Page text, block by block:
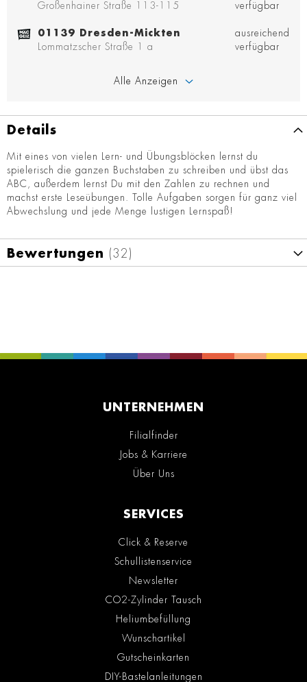
Großenhainer Straße 113-115
verfügbar
01139 Dresden-Mickten
Lommatzscher Straße 1 a
ausreichend
verfügbar
Alle Anzeigen
Details
Mit eines von vielen Lern- und Übungsblöcken lernst du
spielerisch die ganzen Buchstaben zu schreiben und übst das
ABC, außerdem lernst Du mit den Zahlen zu rechnen und
machst erste Leseübungen. Tolle Aufgaben sorgen für ganz viel
Abwechslung und jede Menge lustigen Lernspaß!
Bewertungen 32
UNTERNEHMEN
Filialfinder
Jobs & Karriere
Über Uns
SERVICES
Click & Reserve
Schullistenservice
Newsletter
CO2-Zylinder Tausch
Heliumbefüllung
Wunschartikel
Gutscheinkarten
DIY-Bastelanleitungen